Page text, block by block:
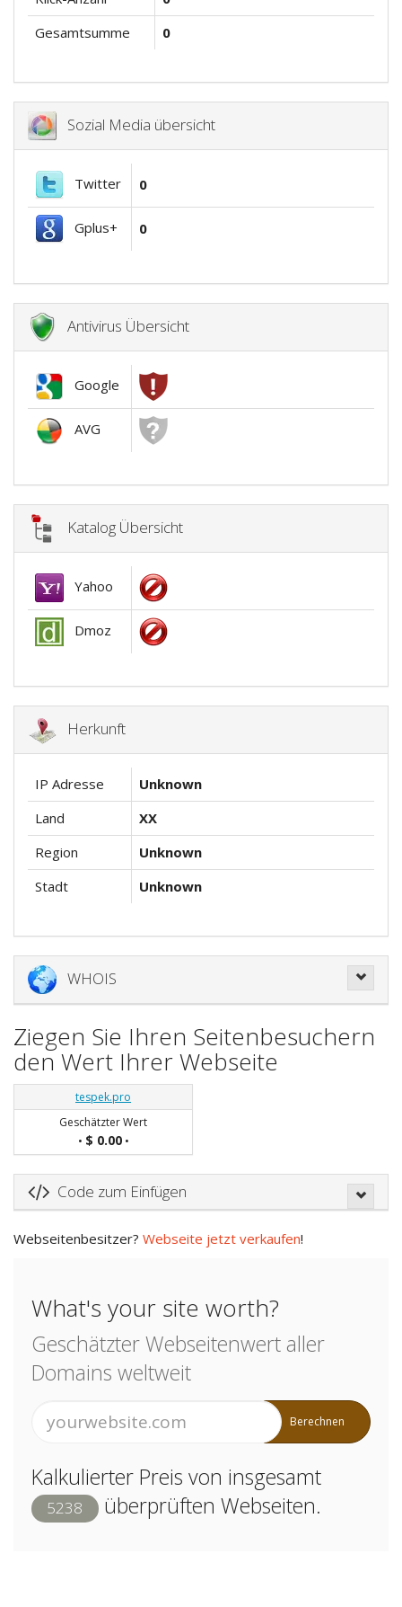
Gesamtsumme
0
Sozial Media übersicht
Twitter 0
Gplus+ 0
Antivirus Übersicht
Google
AVG
Katalog Übersicht
Yahoo
Dmoz
Herkunft
IP Adresse
Unknown
Land
XX
Region
Unknown
Stadt
Unknown
WHOIS
Ziegen Sie Ihren Seitenbesuchern
den Wert Ihrer Webseite
tespek.pro
Geschätzter Wert
• $ 0.00•
Code zum Einfügen
Webseitenbesitzer? Webseite jetzt verkaufen!
What's your site worth?
Geschätzter Webseitenwert aller
Domains weltweit
Berechnen
Kalkulierter Preis von insgesamt
5238 überprüften Webseiten.